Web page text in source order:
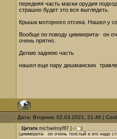
передняя часть маски орудия
страшно будет это все выглядеть.
Крыша моторного отсека. Нашел у
Вообще по поводу циммерита- он
очень прятно.
Делаю заднюю часть
нашел еще пару дишманских
Дата: Вторник, 02.03.2021, 21:46 |
Цитата michaelroyf87 (
)
циммерита- он очень толстый и его надо